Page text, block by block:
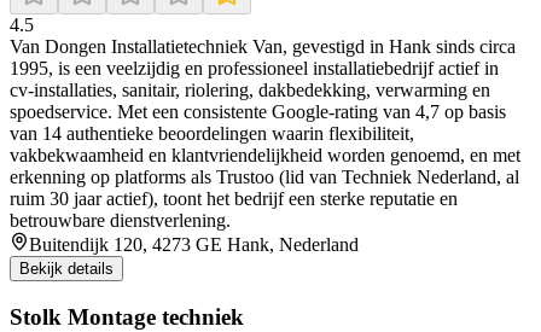
4.5
Van Dongen Installatietechniek Van, gevestigd in Hank sinds circa
1995, is een veelzijdig en professioneel installatiebedrijf actief in
cv‑installaties, sanitair, riolering, dakbedekking, verwarming en
spoedservice. Met een consistente Google-rating van 4,7 op basis
van 14 authentieke beoordelingen waarin flexibiliteit,
vakbekwaamheid en klantvriendelijkheid worden genoemd, en met
erkenning op platforms als Trustoo (lid van Techniek Nederland, al
ruim 30 jaar actief), toont het bedrijf een sterke reputatie en
betrouwbare dienstverlening.
Buitendijk 120, 4273 GE Hank, Nederland
Bekijk details
Stolk Montage techniek